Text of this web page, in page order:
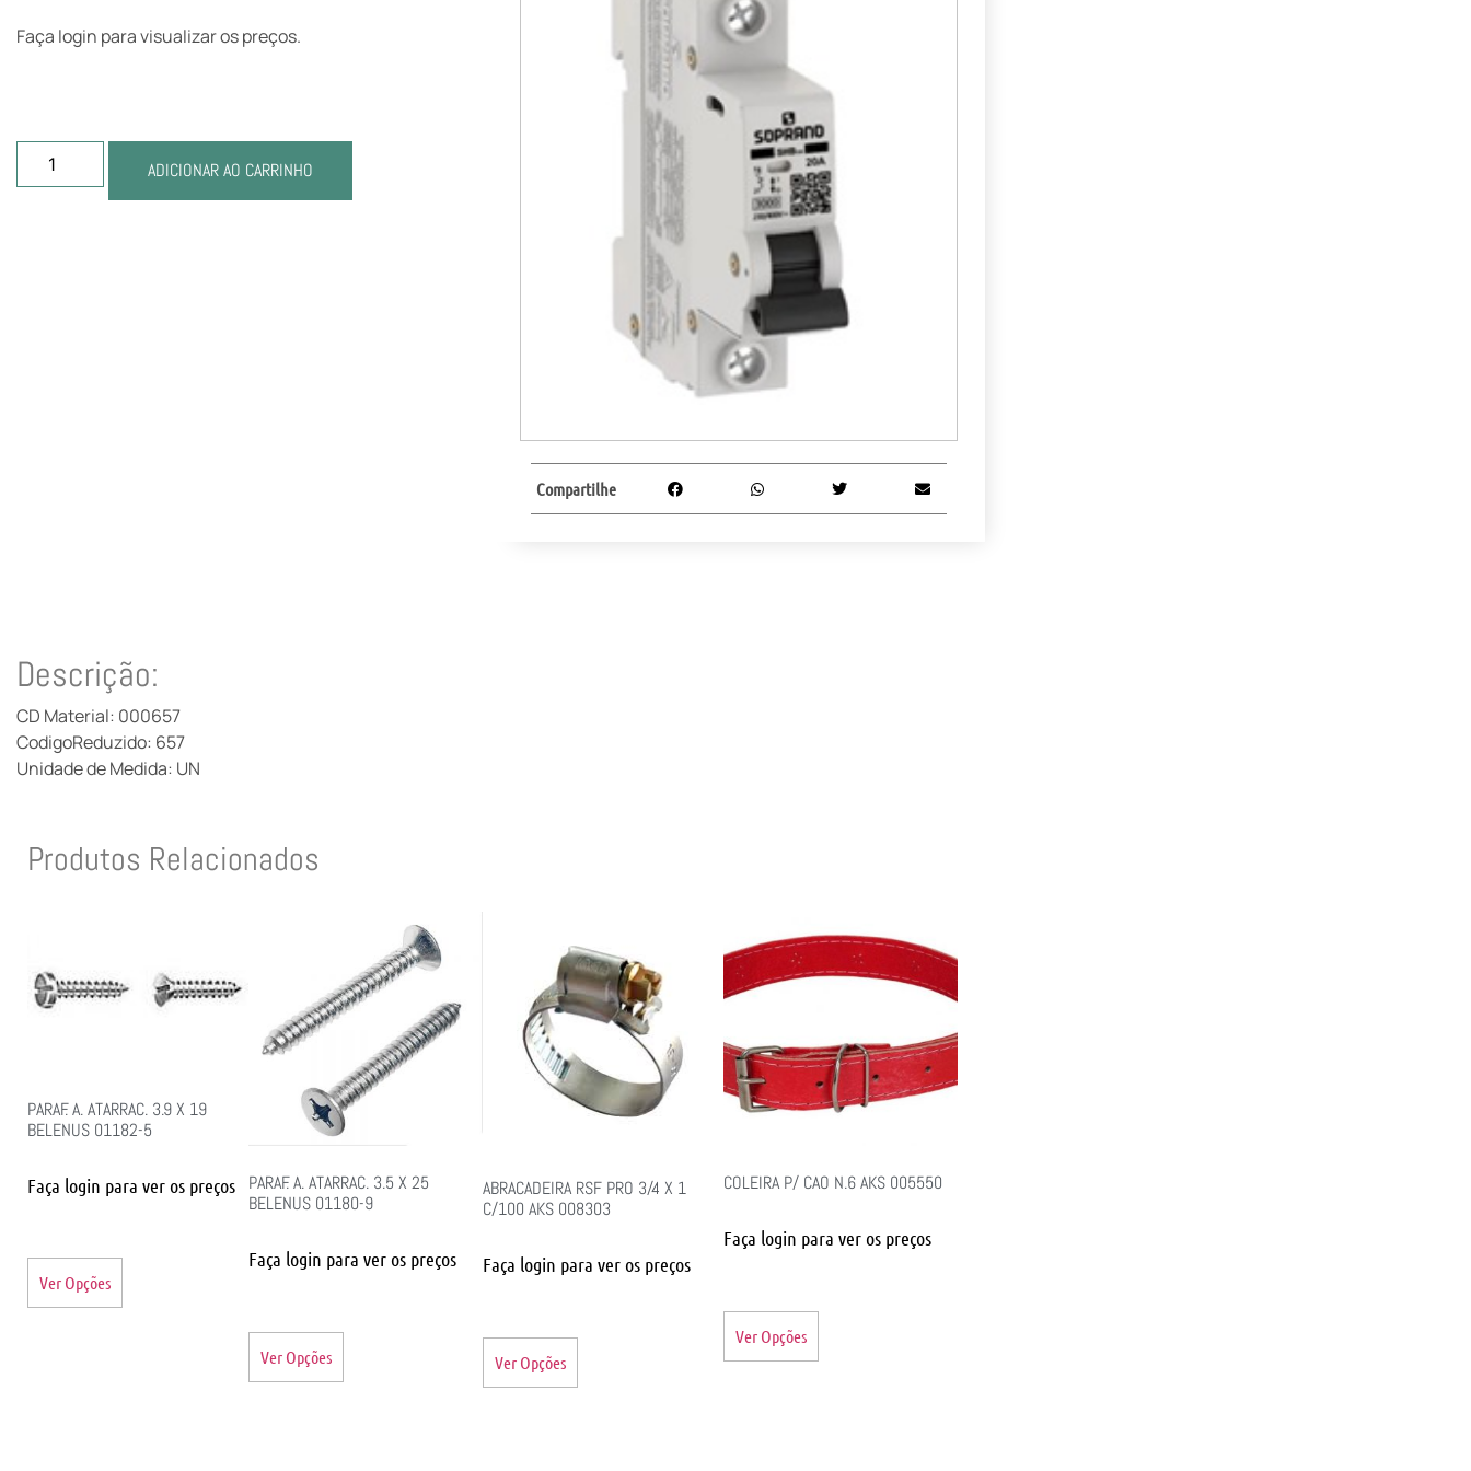
Faça login para visualizar os preços.
ADICIONAR AO CARRINHO
Compartilhe
Descrição:
CD Material: 000657
CodigoReduzido: 657
Unidade de Medida: UN
Produtos Relacionados
PARAF. A. ATARRAC. 3.9 X 19
BELENUS 01182-5
Faça login para ver os preços
Ver Opções
PARAF. A. ATARRAC. 3.5 X 25
BELENUS 01180-9
Faça login para ver os preços
Ver Opções
ABRACADEIRA RSF PRO 3/4 X 1
C/100 AKS 008303
Faça login para ver os preços
Ver Opções
COLEIRA P/ CAO N.6 AKS 005550
Faça login para ver os preços
Ver Opções